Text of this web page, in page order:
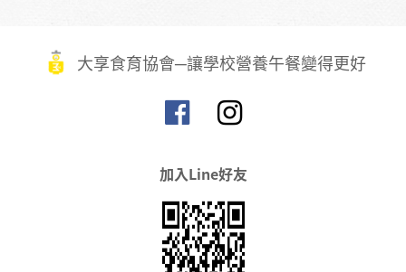
大享食育協會─讓學校營養午餐變得更好
加入Line好友